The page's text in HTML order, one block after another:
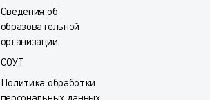
Сведения об
образовательной
организации
СОУТ
Политика обработки
персональных данных